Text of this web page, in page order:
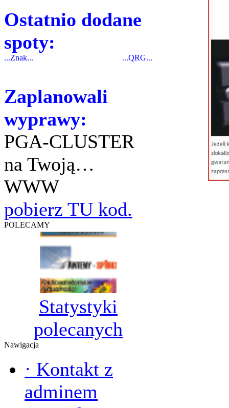
Ostatnio dodane
spoty:
...Znak... ...QRG...
Zaplanowali
wyprawy:
PGA-CLUSTER
na Twoją…
WWW
pobierz TU kod.
POLECAMY
Statystyki
polecanych
Nawigacja
· Kontakt z
adminem